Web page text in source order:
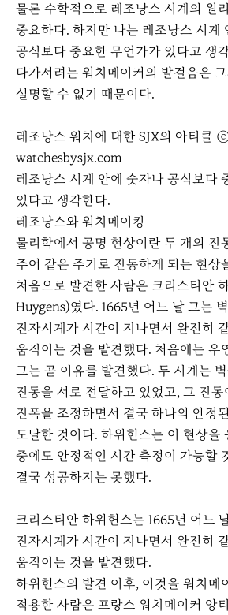
물론 수학적으로 레조낭스 시계의 원
중요하다. 하지만 나는 레조낭스 시계
공식보다 중요한 무언가가 있다고 생
다가서려는 워치메이커의 발걸음은
설명할 수 없기 때문이다.
레조낭스 워치에 대한 SJX의 아티클
watchesbysjx.com
레조낭스 시계 안에 숫자나 공식보다
있다고 생각한다.
레조낭스와 워치메이킹
물리학에서 공명 현상이란 두 개의 진
주어 같은 주기로 진동하게 되는 현상
처음으로 발견한 사람은 크리스티안
Huygens)였다. 1665년 어느 날 그는
진자시계가 시간이 지나면서 완전히
움직이는 것을 발견했다. 처음에는 우
그는 곧 이유를 발견했다. 두 시계는
진동을 서로 전달하고 있었고, 그 진동
진폭을 조정하면서 결국 하나의 안정
도달한 것이다. 하위헌스는 이 현상을
중에도 안정적인 시간 측정이 가능할
결국 성공하지는 못했다.
크리스티안 하위헌스는 1665년 어느
진자시계가 시간이 지나면서 완전히
움직이는 것을 발견했다.
하위헌스의 발견 이후, 이것을 워치메
적용한 사람은 프랑스 워치메이커 앙